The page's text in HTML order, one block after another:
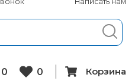
0 0 Корзина